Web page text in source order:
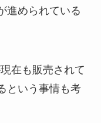
進められている
在も販売されて
という事情も考